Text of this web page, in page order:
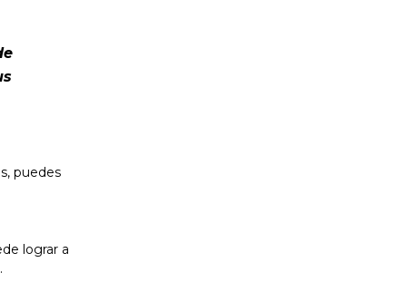
puedes
lograr a